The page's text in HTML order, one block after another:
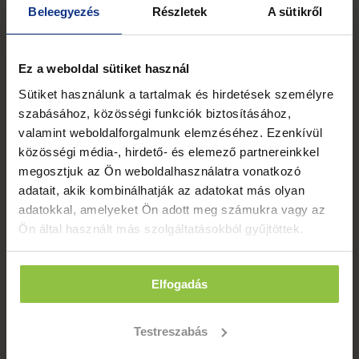
Beleegyezés Részletek A sütikről
Ez a weboldal sütiket használ
Sütiket használunk a tartalmak és hirdetések személyre
szabásához, közösségi funkciók biztosításához,
valamint weboldalforgalmunk elemzéséhez. Ezenkívül
közösségi média-, hirdető- és elemező partnereinkkel
megosztjuk az Ön weboldalhasználatra vonatkozó
adatait, akik kombinálhatják az adatokat más olyan
adatokkal, amelyeket Ön adott meg számukra vagy az
Ön által használt más szolgáltatásokból gyűjtöttek.
Elfogadás
Testreszabás
Kategóriák
Kövess minket!